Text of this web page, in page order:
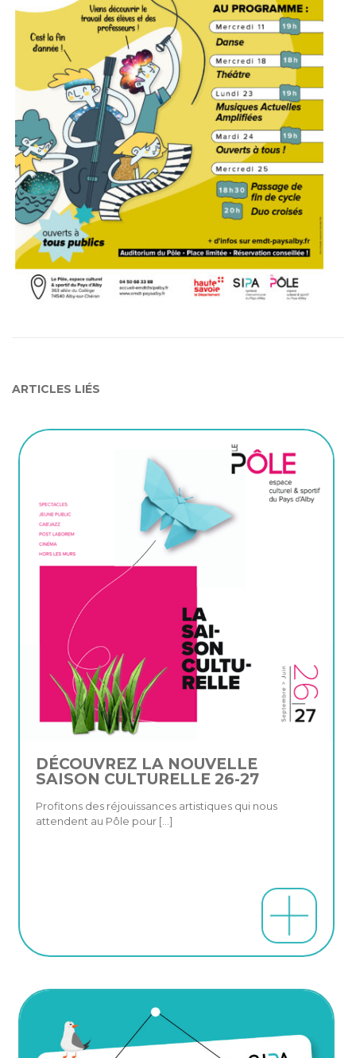
ARTICLES LIÉS
DÉCOUVREZ LA NOUVELLE
SAISON CULTURELLE 26-27
Profitons des réjouissances artistiques qui nous
attendent au Pôle pour[…]